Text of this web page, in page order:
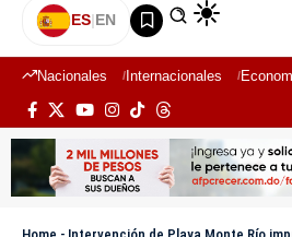
ES|EN
Nacionales Internacionales